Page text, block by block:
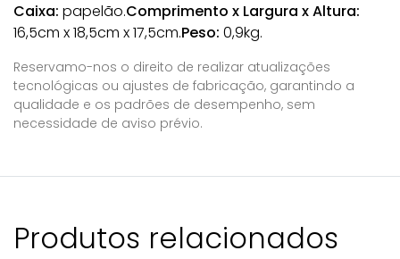
Caixa: papelão.Comprimento x Largura x Altura:
16,5cm x 18,5cm x 17,5cm.Peso: 0,9kg.
Reservamo-nos o direito de realizar atualizações
tecnológicas ou ajustes de fabricação, garantindo a
qualidade e os padrões de desempenho, sem
necessidade de aviso prévio.
Produtos relacionados